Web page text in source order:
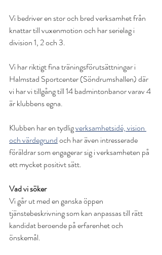
Vi bedriver en stor och bred verksamhet från
knattar till vuxenmotion och har serielag i
division 1, 2 och 3.
Vi har riktigt fina träningsförutsättningar i
Halmstad Sportcenter (Söndrumshallen) där
vi har vi tillgång till 14 badmintonbanor varav 4
är klubbens egna.
Klubben har en tydlig verksamhetsidé, vision
och värdegrund och har även intresserade
föräldrar som engagerar sig i verksamheten på
ett mycket positivt sätt.
Vad vi söker
Vi går ut med en ganska öppen
tjänstebeskrivning som kan anpassas till rätt
kandidat beroende på erfarenhet och
önskemål.